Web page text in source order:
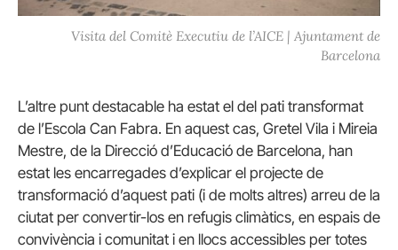
Visita del Comitè Executiu de l’AICE | Ajuntament de
Barcelona
L’altre punt destacable ha estat el del pati transformat
de l’Escola Can Fabra. En aquest cas, Gretel Vila i Mireia
Mestre, de la Direcció d’Educació de Barcelona, han
estat les encarregades d’explicar el projecte de
transformació d’aquest pati (i de molts altres) arreu de la
ciutat per convertir-los en refugis climàtics, en espais de
convivència i comunitat i en llocs accessibles per totes